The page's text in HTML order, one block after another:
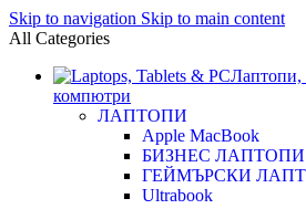
Skip to navigation Skip to main content
All Categories
Лаптопи,
компютри
ЛАПТОПИ
Apple MacBook
БИЗНЕС ЛАПТОПИ
ГЕЙМЪРСКИ
Ultrabook